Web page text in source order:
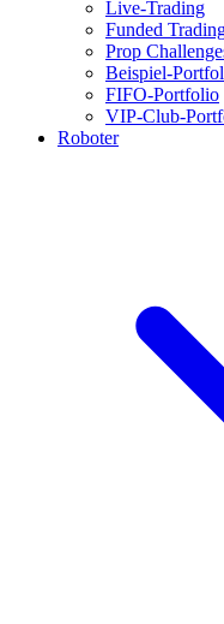
Live-Trading
Funded
Prop
Beispiel-
FIFO-Portfolio
VIP-Club-
Roboter